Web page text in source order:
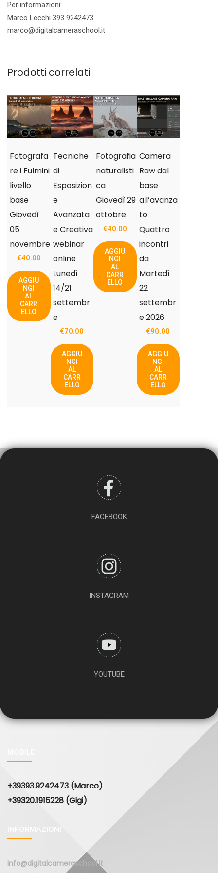
Per informazioni:
Marco Lecchi 393 9242473
marco@digitalcameraschool.it
Prodotti correlati
Fotografa
re i Fulmini
livello
base
Giovedì
05
novembre
€40.00
AGGIU
NGI
AL
CARR
ELLO
Tecniche
di
Esposizion
e
Avanzata
e Creativa
webinar
online
Lunedì
14/21
settembr
e
€70.00
AGGIU
NGI
AL
CARR
ELLO
Fotografia
naturalisti
ca
Giovedì 29
ottobre
€40.00
AGGIU
NGI
AL
CARR
ELLO
Camera
Raw dal
base
all’avanza
to
Quattro
incontri
da
Martedì
22
settembr
e 2026
€90.00
AGGIU
NGI
AL
CARR
ELLO
FACEBOOK
INSTAGRAM
YOUTUBE
+39393.9242473 (Marco)
+39320.1915228 (Gigi)
INFORMAZIONI
info@digitalcameraschool.it